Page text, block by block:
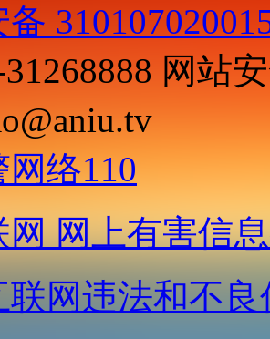
网站
网络110
网 网上有害信
联网违法和不